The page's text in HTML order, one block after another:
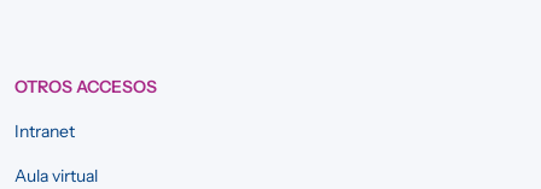
OTROS ACCESOS
Intranet
Aula virtual